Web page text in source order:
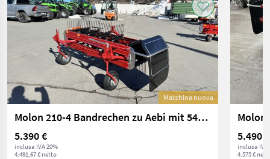
Macchina nuova
Molon 210-4 Bandrechen zu Aebi mit 540U/min
5.390 €
inclusa IVA 20%
4.491,67 € netto
Molon
5.490 €
inclusa IVA
4.575 €